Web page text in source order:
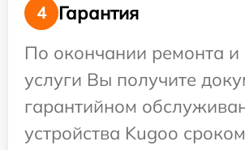
4
Гарантия
По окончании ремонта и
услуги Вы получите
гарантийном
устройства Kugoo